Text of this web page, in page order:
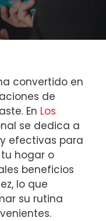
convertido en
de
En Los
se dedica a
efectivas para
hogar o
beneficios
lo que
su rutina